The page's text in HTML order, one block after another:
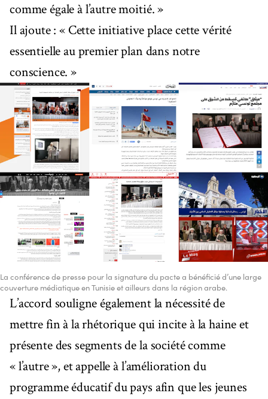
comme égale à l’autre moitié. »
Il ajoute : « Cette initiative place cette vérité
essentielle au premier plan dans notre
conscience. »
La conférence de presse pour la signature du pacte a bénéficié d’une large
couverture médiatique en Tunisie et ailleurs dans la région arabe.
L’accord souligne également la nécessité de
mettre fin à la rhétorique qui incite à la haine et
présente des segments de la société comme
« l’autre », et appelle à l’amélioration du
programme éducatif du pays afin que les jeunes